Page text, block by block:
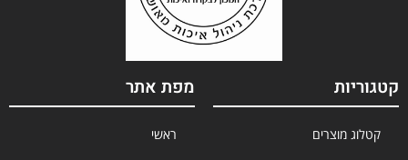
קטגוריות
קטלוג מוצרים
מפת אתר
ראשי